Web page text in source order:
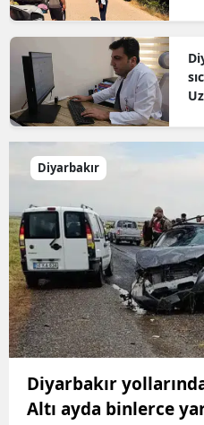
Diyarbakır
Diyarbakır
Altı ayda binlerce